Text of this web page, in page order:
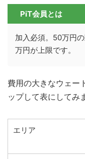
PiT会員とは
加入必須。50万円
万円が上限です。
費用の大きなウェー
ップして表にしてみ
エリア